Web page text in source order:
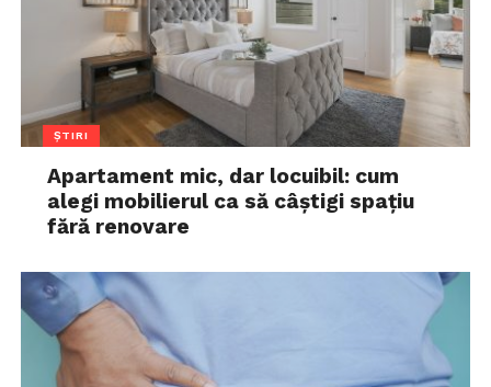
ȘTIRI
Apartament mic, dar locuibil: cum
alegi mobilierul ca să câștigi spațiu
fără renovare